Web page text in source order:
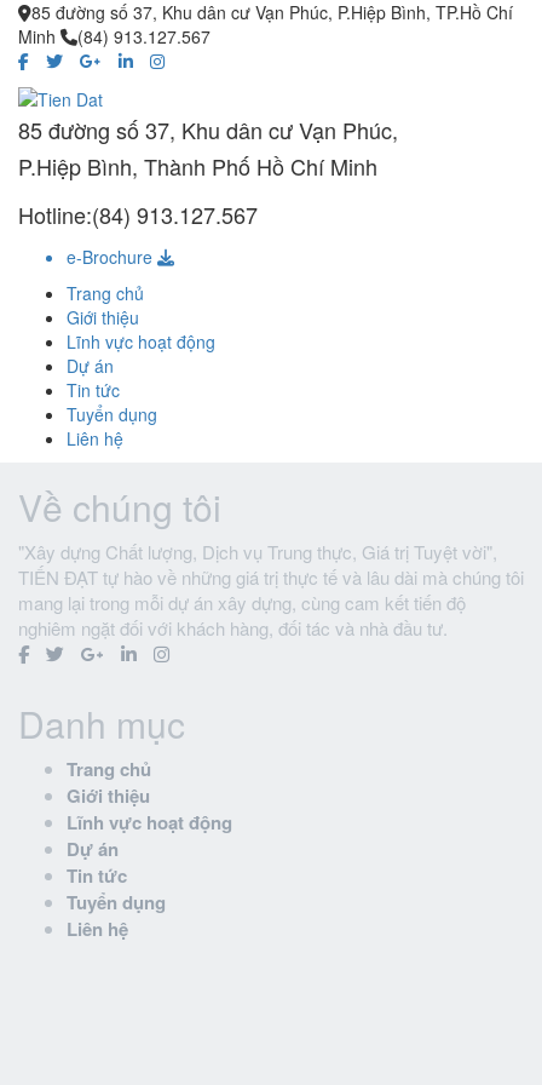
85 đường số 37, Khu dân cư Vạn Phúc, P.Hiệp Bình, TP.Hồ Chí
Minh
(84) 913.127.567
85 đường số 37, Khu dân cư Vạn Phúc,
P.Hiệp Bình, Thành Phố Hồ Chí Minh
Hotline:(84) 913.127.567
e-Brochure
Trang chủ
Giới thiệu
Lĩnh vực hoạt động
Dự án
Tin tức
Tuyển dụng
Liên hệ
Về chúng tôi
"Xây dựng Chất lượng, Dịch vụ Trung thực, Giá trị Tuyệt vời",
TIẾN ĐẠT tự hào về những giá trị thực tế và lâu dài mà chúng tôi
mang lại trong mỗi dự án xây dựng, cùng cam kết tiến độ
nghiêm ngặt đối với khách hàng, đối tác và nhà đầu tư.
Danh mục
Trang chủ
Giới thiệu
Lĩnh vực hoạt động
Dự án
Tin tức
Tuyển dụng
Liên hệ